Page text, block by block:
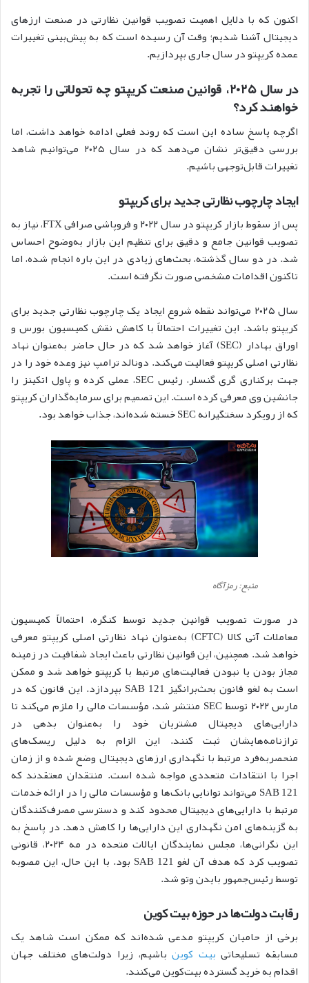
اکنون که با دلایل اهمیت تصویب قوانین نظارتی در صنعت ارزهای
دیجیتال آشنا شدیم؛ وقت آن رسیده است که به پیش‌بینی تغییرات
عمده کر‌یپتو در سال جاری بپردازیم.
در سال ۲۰۲۵، قوانین صنعت کریپتو چه تحولاتی را تجربه
خواهند کرد؟
اگرچه پاسخ ساده این است که روند فعلی ادامه خواهد داشت، اما
بررسی دقیق‌تر نشان می‌دهد که در سال ۲۰۲۵ می‌توانیم شاهد
تغییرات قابل‌توجهی باشیم.
ایجاد چارچوب نظارتی جدید برای کریپتو
پس از سقوط بازار کر‌یپتو در سال ۲۰۲۲ و فروپاشی صرافی FTX، نیاز به
تصویب قوانین جامع و دقیق برای تنظیم این بازار به‌وضوح احساس
شد. در دو سال گذشته، بحث‌های زیادی در این باره انجام شده، اما
تاکنون اقدامات مشخصی صورت نگرفته است.
سال ۲۰۲۵ می‌تواند نقطه شروع ایجاد یک چارچوب نظارتی جدید برای
کر‌یپتو باشد. این تغییرات احتمالاً با کاهش نقش کمیسیون بورس و
اوراق بهادار (SEC) آغاز خواهد شد که در حال حاضر به‌عنوان نهاد
نظارتی اصلی کر‌یپتو فعالیت می‌کند. دونالد ترامپ نیز وعده خود را در
جهت برکناری گری گنسلر، رئیس SEC، عملی کرده و پاول اتکینز را
جانشین وی معرفی کرده است. این تصمیم برای سرمایه‌گذاران کر‌یپتو
که از رویکرد سختگیرانه SEC خسته شده‌اند، جذاب خواهد بود.
منبع: رمزآگاه
در صورت تصویب قوانین جدید توسط کنگره، احتمالاً کمیسیون
معاملات آتی کالا (CFTC) به‌عنوان نهاد نظارتی اصلی کریپتو معرفی
خواهد شد. همچنین، این قوانین نظارتی باعث ایجاد شفافیت در زمینه
مجاز بودن یا نبودن فعالیت‌های مرتبط با کریپتو خواهد شد و ممکن
است به لغو قانون بحث‌برانگیز SAB 121 بپردازد. این قانون که در
مارس ۲۰۲۲ توسط SEC منتشر شد، مؤسسات مالی را ملزم می‌کند تا
دارایی‌های دیجیتال مشتریان خود را به‌عنوان بدهی در
ترازنامه‌هایشان ثبت کنند. این الزام به دلیل ریسک‌های
منحصربه‌فرد مرتبط با نگهداری ارزهای دیجیتال وضع شده و از زمان
اجرا با انتقادات متعددی مواجه شده است. منتقدان معتقدند که
SAB 121 می‌تواند توانایی بانک‌ها و مؤسسات مالی را در ارائه خدمات
مرتبط با دارایی‌های دیجیتال محدود کند و دسترسی مصرف‌کنندگان
به گزینه‌های امن نگهداری این دارایی‌ها را کاهش دهد. در پاسخ به
این نگرانی‌ها، مجلس نمایندگان ایالات متحده در مه ۲۰۲۴، قانونی
تصویب کرد که هدف آن لغو SAB 121 بود. با این حال، این مصوبه
توسط رئیس‌جمهور بایدن وتو شد.
رقابت دولت‌ها در حوزه بیت کوین
برخی از حامیان کریپتو مدعی شده‌اند که ممکن است شاهد یک
مسابقه تسلیحاتی بیت کوینباشیم، زیرا دولت‌های مختلف جهان
اقدام به خرید گسترده بیت‌کوین می‌کنند.